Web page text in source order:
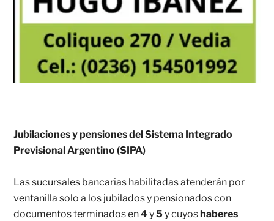
Jubilaciones y pensiones del Sistema Integrado
Previsional Argentino (SIPA)
Las sucursales bancarias habilitadas atenderán por
ventanilla solo a los jubilados y pensionados con
documentos terminados en4y5y cuyos haberes